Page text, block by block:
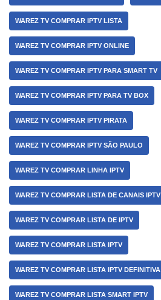
WAREZ TV COMPRAR IPTV LISTA
WAREZ TV COMPRAR IPTV ONLINE
WAREZ TV COMPRAR IPTV PARA SMART TV
WAREZ TV COMPRAR IPTV PARA TV BOX
WAREZ TV COMPRAR IPTV PIRATA
WAREZ TV COMPRAR IPTV SÃO PAULO
WAREZ TV COMPRAR LINHA IPTV
WAREZ TV COMPRAR LISTA DE CANAIS IPTV
WAREZ TV COMPRAR LISTA DE IPTV
WAREZ TV COMPRAR LISTA IPTV
WAREZ TV COMPRAR LISTA IPTV DEFINITIVA
WAREZ TV COMPRAR LISTA SMART IPTV